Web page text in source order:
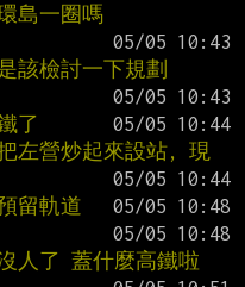
島一圈嗎
該檢討一下規劃
了
左營炒起來設站, 現
留軌道
人了 蓋什麼高鐵啦